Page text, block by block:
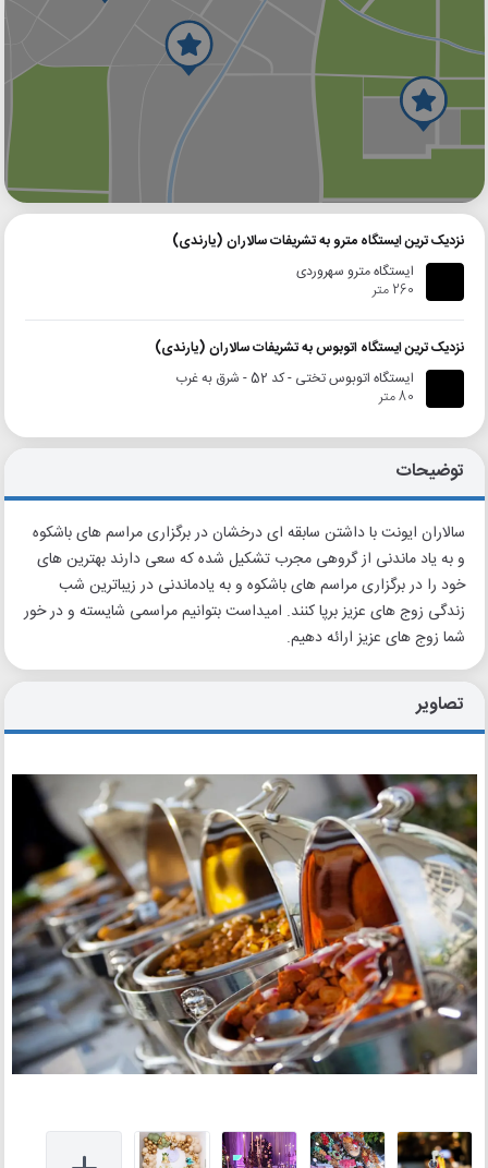
گوگل
نزدیک ترین ایستگاه مترو به تشریفات سالاران (یارندی)
ایستگاه مترو سهروردی
260 متر
نزدیک ترین ایستگاه اتوبوس به تشریفات سالاران (یارندی)
ایستگاه اتوبوس تختی - کد 52 - شرق به غرب
80 متر
توضیحات
سالاران ایونت با داشتن سابقه ای درخشان در برگزاری مراسم های باشکوه
و به یاد ماندنی از گروهی مجرب تشکیل شده که سعی دارند بهترین های
خود را در برگزاری مراسم های باشکوه و به یادماندنی در زیباترین شب
زندگی زوج های عزیز برپا کنند. امیداست بتوانیم مراسمی شایسته و در خور
شما زوج های عزیز ارائه دهیم.
تصاویر